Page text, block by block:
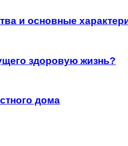
и основные
здоровую жизнь?
дома